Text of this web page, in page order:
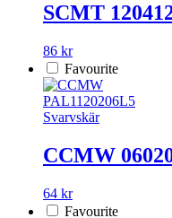
SCMT
86 kr
Favourite
PAL1120206L5
Svarvskär
CCMW
64 kr
Favourite